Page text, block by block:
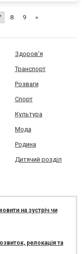
8 9 »
Здоров'я
Транспорт
Розваги
Спорт
Культура
Мода
Родина
Дитячий розділ
на зустріч чи
релокація та